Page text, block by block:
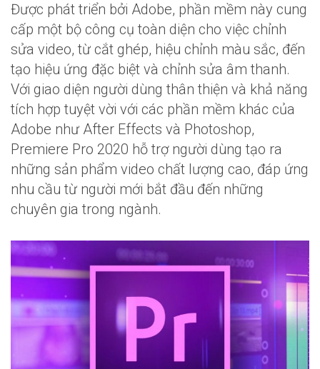
Được phát triển bởi Adobe, phần mềm này cung
cấp một bộ công cụ toàn diện cho việc chỉnh
sửa video, từ cắt ghép, hiệu chỉnh màu sắc, đến
tạo hiệu ứng đặc biệt và chỉnh sửa âm thanh.
Với giao diện người dùng thân thiện và khả năng
tích hợp tuyệt vời với các phần mềm khác của
Adobe như After Effects và Photoshop,
Premiere Pro 2020 hỗ trợ người dùng tạo ra
những sản phẩm video chất lượng cao, đáp ứng
nhu cầu từ người mới bắt đầu đến những
chuyên gia trong ngành.